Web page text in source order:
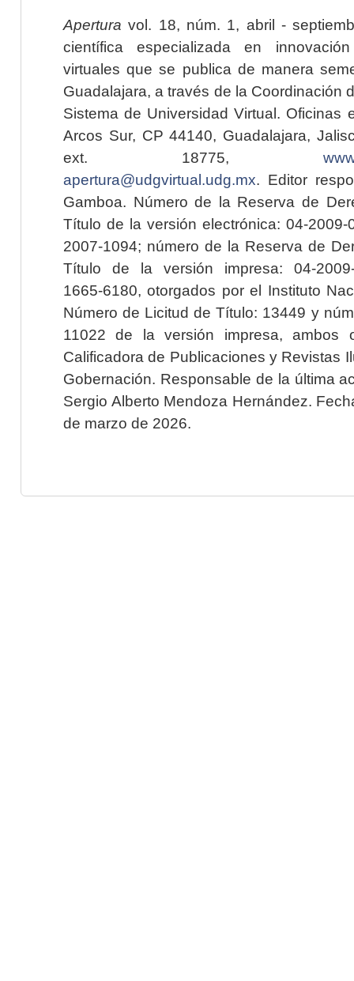
Apertura vol. 18, núm. 1, abril -
científica especializada en
virtuales que se publica de manera
Guadalajara, a través de la Coordinación
Sistema de Universidad Virtual. Oficinas
Arcos Sur, CP 44140, Guadalajara,
ext. 18775,
apertura@udgvirtual.udg.mx. Editor
Gamboa. Número de la Reserva de
Título de la versión electrónica: 04-2009-
2007-1094; número de la Reserva de
Título de la versión impresa: 04-2009-
1665-6180, otorgados por el Instituto
Número de Licitud de Título: 13449 y
11022 de la versión impresa, ambos
Calificadora de Publicaciones y Revistas
Gobernación. Responsable de la última
Sergio Alberto Mendoza Hernández.
de marzo de 2026.